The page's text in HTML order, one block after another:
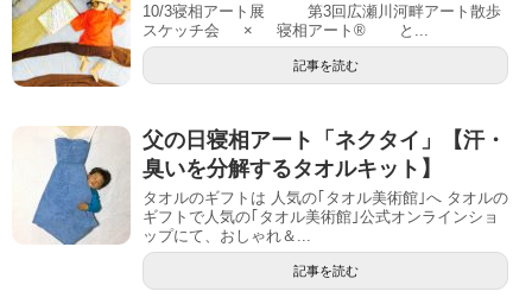
10/3寝相アート展 第3回広瀬川河畔アート散歩
スケッチ会 × 寝相アート® と...
記事を読む
父の日寝相アート「ネクタイ」【汗・
臭いを分解するタオルキット】
タオルのギフトは 人気の｢タオル美術館｣へ タオルの
ギフトで人気の｢タオル美術館｣公式オンラインショ
ップにて、おしゃれ＆...
記事を読む